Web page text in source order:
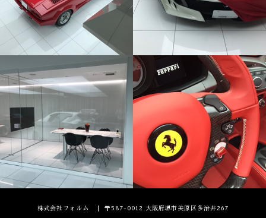
株式会社フォルム 〒587-0012 大阪府堺市美原区多治井267